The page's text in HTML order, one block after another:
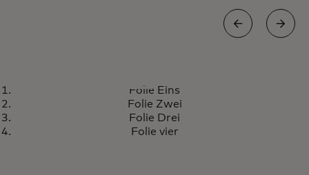
Dänische Stadt startet
Programm für
wiederverwendbare Becher und
Erfahren Sie mehr
Folie Eins
Folie Zwei
Folie Drei
Folie vier